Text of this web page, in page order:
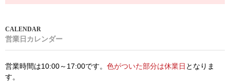
営業日カレンダー
営業時間は10:00～17:00です。 色がついた部分は休業日 となりま
す。